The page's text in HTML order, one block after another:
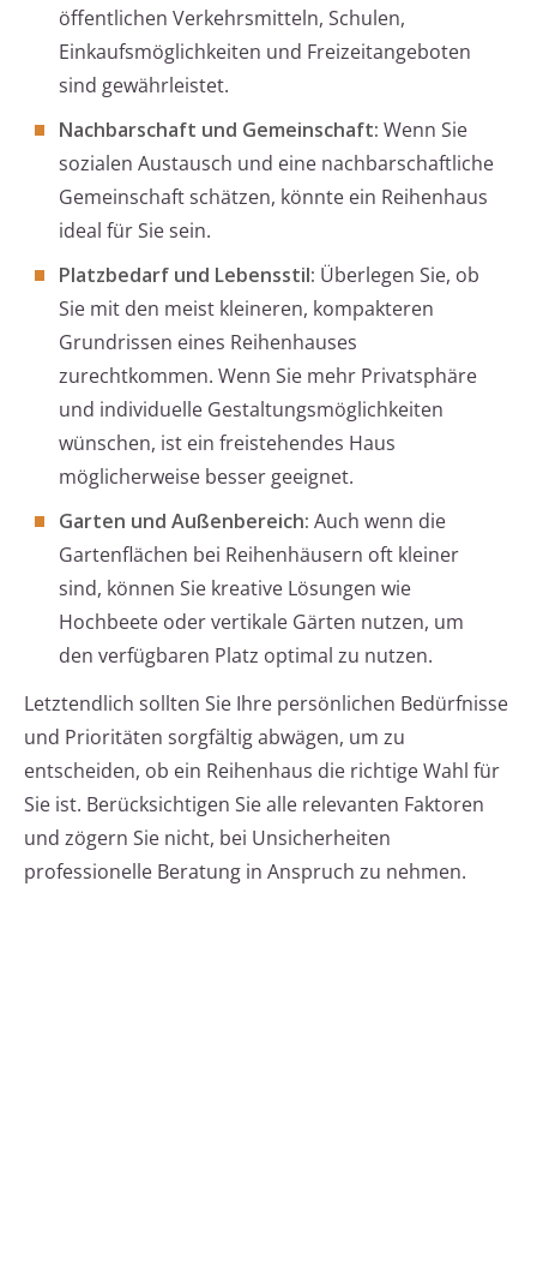
öffentlichen Verkehrsmitteln, Schulen,
Einkaufsmöglichkeiten und Freizeitangeboten
sind gewährleistet.
Nachbarschaft und Gemeinschaft: Wenn Sie
sozialen Austausch und eine nachbarschaftliche
Gemeinschaft schätzen, könnte ein Reihenhaus
ideal für Sie sein.
Platzbedarf und Lebensstil: Überlegen Sie, ob
Sie mit den meist kleineren, kompakteren
Grundrissen eines Reihenhauses
zurechtkommen. Wenn Sie mehr Privatsphäre
und individuelle Gestaltungsmöglichkeiten
wünschen, ist ein freistehendes Haus
möglicherweise besser geeignet.
Garten und Außenbereich: Auch wenn die
Gartenflächen bei Reihenhäusern oft kleiner
sind, können Sie kreative Lösungen wie
Hochbeete oder vertikale Gärten nutzen, um
den verfügbaren Platz optimal zu nutzen.
Letztendlich sollten Sie Ihre persönlichen Bedürfnisse
und Prioritäten sorgfältig abwägen, um zu
entscheiden, ob ein Reihenhaus die richtige Wahl für
Sie ist. Berücksichtigen Sie alle relevanten Faktoren
und zögern Sie nicht, bei Unsicherheiten
professionelle Beratung in Anspruch zu nehmen.